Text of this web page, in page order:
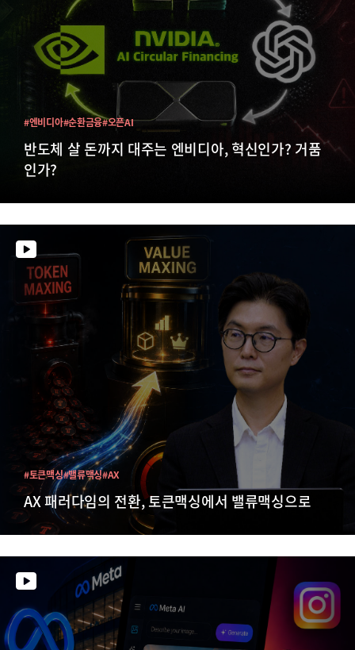
반도체 살 돈까지 대주는 엔비디아, 혁신인가? 거품
인가?
#엔비디아#순환금융#오픈AI
AX 패러다임의 전환, 토큰맥싱에서 밸류맥싱으로
#토큰맥싱#밸류맥싱#AX